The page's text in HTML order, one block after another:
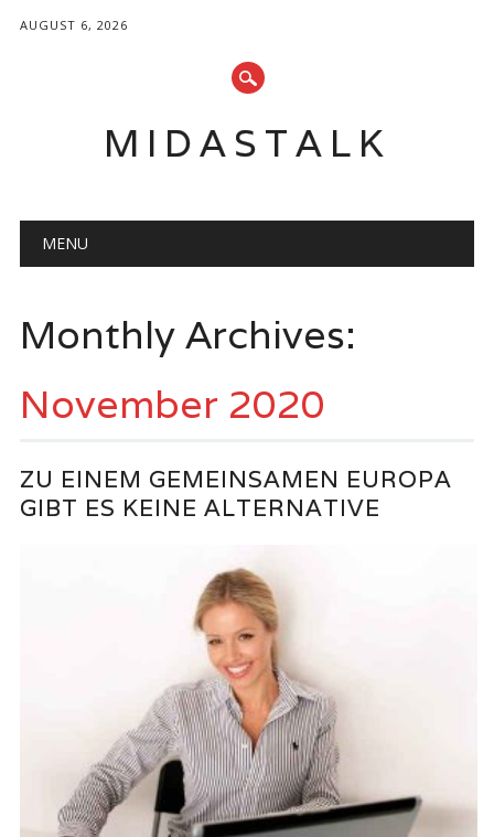
AUGUST 6, 2026
MIDASTALK
Main menu
MENU
Monthly Archives:
November 2020
ZU EINEM GEMEINSAMEN EUROPA
GIBT ES KEINE ALTERNATIVE